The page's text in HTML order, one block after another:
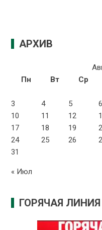
АРХИВ
Пн
Вт Ср
3
4 5 6
10
11 12
17
18 19
24
25 26
31
« Июл
ГОРЯЧАЯ